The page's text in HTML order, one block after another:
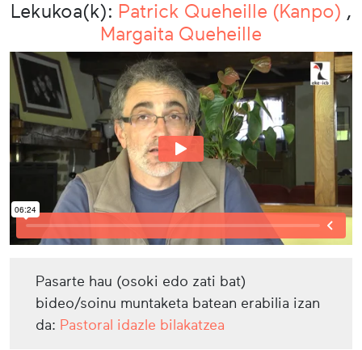
Lekukoa(k): Patrick Queheille (Kanpo) ,
Margaita Queheille
Pasarte hau (osoki edo zati bat)
bideo/soinu muntaketa batean erabilia izan
da: Pastoral idazle bilakatzea